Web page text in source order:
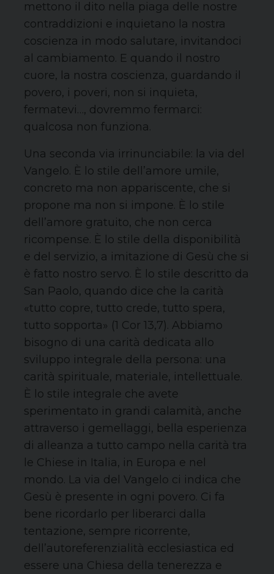
mettono il dito nella piaga delle nostre
contraddizioni e inquietano la nostra
coscienza in modo salutare, invitandoci
al cambiamento. E quando il nostro
cuore, la nostra coscienza, guardando il
povero, i poveri, non si inquieta,
fermatevi…, dovremmo fermarci:
qualcosa non funziona.
Una seconda via irrinunciabile: la via del
Vangelo. È lo stile dell’amore umile,
concreto ma non appariscente, che si
propone ma non si impone. È lo stile
dell’amore gratuito, che non cerca
ricompense. È lo stile della disponibilità
e del servizio, a imitazione di Gesù che si
è fatto nostro servo. È lo stile descritto da
San Paolo, quando dice che la carità
«tutto copre, tutto crede, tutto spera,
tutto sopporta» (1 Cor 13,7). Abbiamo
bisogno di una carità dedicata allo
sviluppo integrale della persona: una
carità spirituale, materiale, intellettuale.
È lo stile integrale che avete
sperimentato in grandi calamità, anche
attraverso i gemellaggi, bella esperienza
di alleanza a tutto campo nella carità tra
le Chiese in Italia, in Europa e nel
mondo. La via del Vangelo ci indica che
Gesù è presente in ogni povero. Ci fa
bene ricordarlo per liberarci dalla
tentazione, sempre ricorrente,
dell’autoreferenzialità ecclesiastica ed
essere una Chiesa della tenerezza e